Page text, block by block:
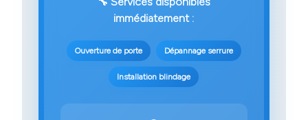
immédiatement :
Ouverture de porte Dépannage serrure
Installation blindage